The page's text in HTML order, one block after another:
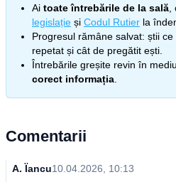
Ai toate întrebările de la sală
legislație și Codul Rutier la
Progresul rămâne salvat: știi
repetat și cât de pregătit ești.
Întrebările greșite revin în
corect informația
Comentarii
A. Ïancu10.04.2026, 10:13